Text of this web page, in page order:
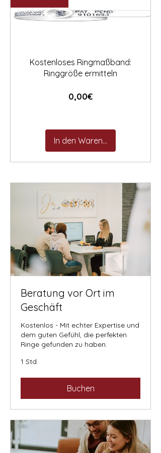
Kostenloses Ringmaßband:
Ringgröße ermitteln
0,00€Preis
In den Warenkorb
Beratung vor Ort im
Geschäft
Kostenlos - Mit echter Expertise und
dem guten Gefühl, die perfekten
Ringe gefunden zu haben.
1 Std.
Buchen